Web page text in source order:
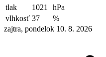
tlak
1021
hPa
vlhkosť 37
%
zajtra, pondelok 10. 8. 2026